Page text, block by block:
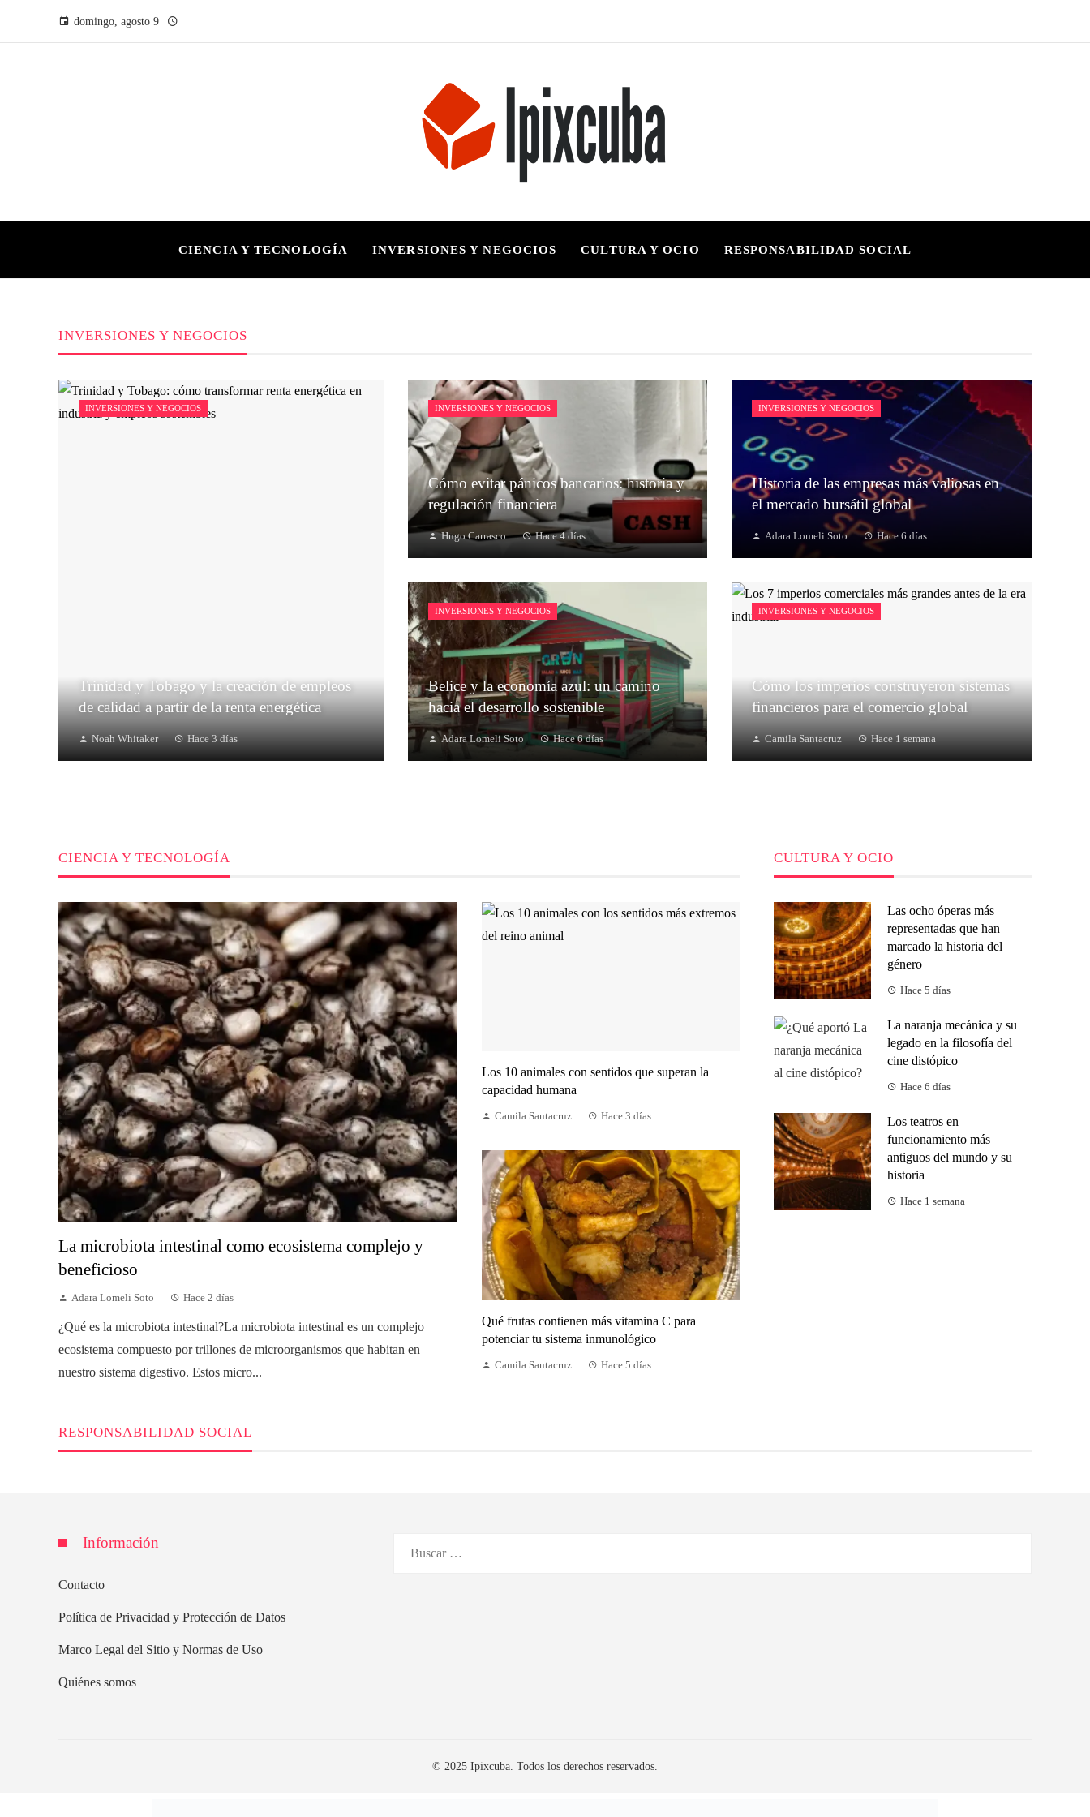
domingo, agosto 9
CIENCIA Y TECNOLOGÍA INVERSIONES Y NEGOCIOS CULTURA Y OCIO RESPONSABILIDAD SOCIAL
INVERSIONES Y NEGOCIOS
INVERSIONES Y NEGOCIOS
Trinidad y Tobago y la creación de empleos
de calidad a partir de la renta energética
Noah Whitaker Hace 3 días
INVERSIONES Y NEGOCIOS
Cómo evitar pánicos bancarios: historia y
regulación financiera
Hugo Carrasco Hace 4 días
INVERSIONES Y NEGOCIOS
Historia de las empresas más valiosas en
el mercado bursátil global
Adara Lomeli Soto Hace 6 días
INVERSIONES Y NEGOCIOS
Belice y la economía azul: un camino
hacia el desarrollo sostenible
Adara Lomeli Soto Hace 6 días
INVERSIONES Y NEGOCIOS
Cómo los imperios construyeron sistemas
financieros para el comercio global
Camila Santacruz Hace 1 semana
CIENCIA Y TECNOLOGÍA
La microbiota intestinal como ecosistema complejo y
beneficioso
Adara Lomeli Soto Hace 2 días
¿Qué es la microbiota intestinal?La microbiota intestinal es un complejo
ecosistema compuesto por trillones de microorganismos que habitan en
nuestro sistema digestivo. Estos micro...
Los 10 animales con sentidos que superan la
capacidad humana
Camila Santacruz Hace 3 días
Qué frutas contienen más vitamina C para
potenciar tu sistema inmunológico
Camila Santacruz Hace 5 días
CULTURA Y OCIO
Las ocho óperas más
representadas que han
marcado la historia del
género
Hace 5 días
La naranja mecánica y su
legado en la filosofía del
cine distópico
Hace 6 días
Los teatros en
funcionamiento más
antiguos del mundo y su
historia
Hace 1 semana
RESPONSABILIDAD SOCIAL
Información
Contacto
Política de Privacidad y Protección de Datos
Marco Legal del Sitio y Normas de Uso
Quiénes somos
© 2025 Ipixcuba. Todos los derechos reservados.